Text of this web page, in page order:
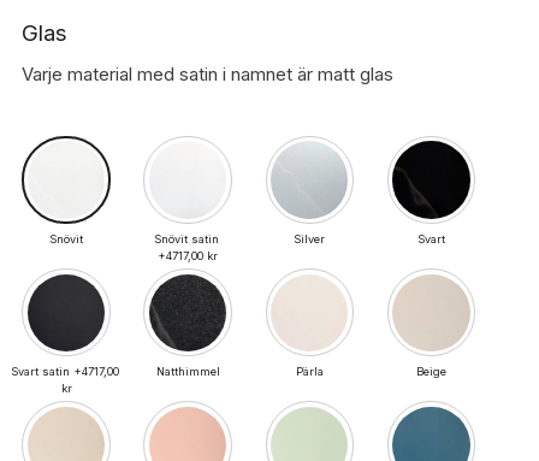
Glas
Varje material med satin i namnet är matt glas
Snövit
Snövit satin
+4717,00 kr
Silver Svart
Svart satin +4717,00
kr
Natthimmel Pärla Beige